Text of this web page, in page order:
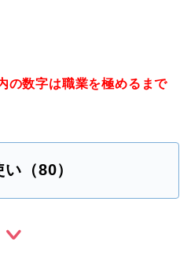
の数字は職業を極めるまで
（80）